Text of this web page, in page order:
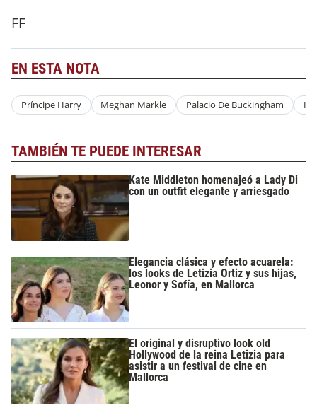
FF
EN ESTA NOTA
Príncipe Harry Meghan Markle Palacio De Buckingham
TAMBIÉN TE PUEDE INTERESAR
Kate Middleton homenajeó a Lady Di
con un outfit elegante y arriesgado
Elegancia clásica y efecto acuarela:
los looks de Letizia Ortiz y sus hijas,
Leonor y Sofía, en Mallorca
El original y disruptivo look old
Hollywood de la reina Letizia para
asistir a un festival de cine en
Mallorca